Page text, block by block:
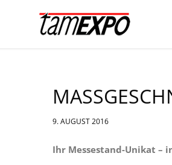
9. AUGUST 2016
Ihr Messestand-Unikat –